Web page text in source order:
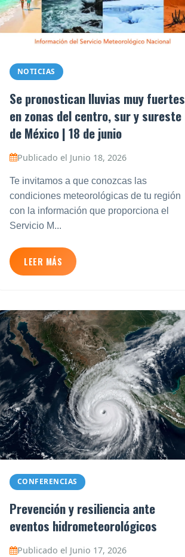
NOTICIAS
Se pronostican lluvias muy fuertes
en zonas del centro, sur y sureste
de México | 18 de junio
Publicado el Junio 18, 2026
Te invitamos a que conozcas las
condiciones meteorológicas de tu región
con la información que proporciona el
Servicio M...
LEER MÁS
CONFERENCIAS
Prevención y resiliencia ante
eventos hidrometeorológicos
Publicado el Junio 17, 2026